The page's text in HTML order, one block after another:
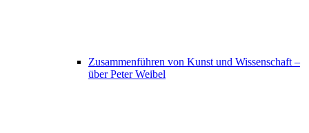
Zusammenführen von Kunst und Wissenschaft –
über Peter Weibel